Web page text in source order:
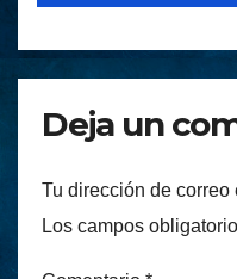
Deja un
Tu dirección de
Los campos